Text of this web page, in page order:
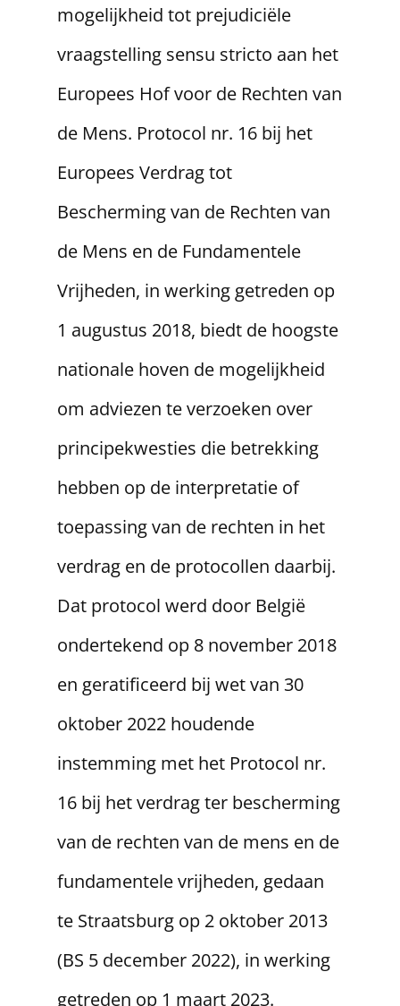
mogelijkheid tot prejudiciële
vraagstelling sensu stricto aan het
Europees Hof voor de Rechten van
de Mens. Protocol nr. 16 bij het
Europees Verdrag tot
Bescherming van de Rechten van
de Mens en de Fundamentele
Vrijheden, in werking getreden op
1 augustus 2018, biedt de hoogste
nationale hoven de mogelijkheid
om adviezen te verzoeken over
principekwesties die betrekking
hebben op de interpretatie of
toepassing van de rechten in het
verdrag en de protocollen daarbij.
Dat protocol werd door België
ondertekend op 8 november 2018
en geratificeerd bij wet van 30
oktober 2022 houdende
instemming met het Protocol nr.
16 bij het verdrag ter bescherming
van de rechten van de mens en de
fundamentele vrijheden, gedaan
te Straatsburg op 2 oktober 2013
(BS 5 december 2022), in werking
getreden op 1 maart 2023.